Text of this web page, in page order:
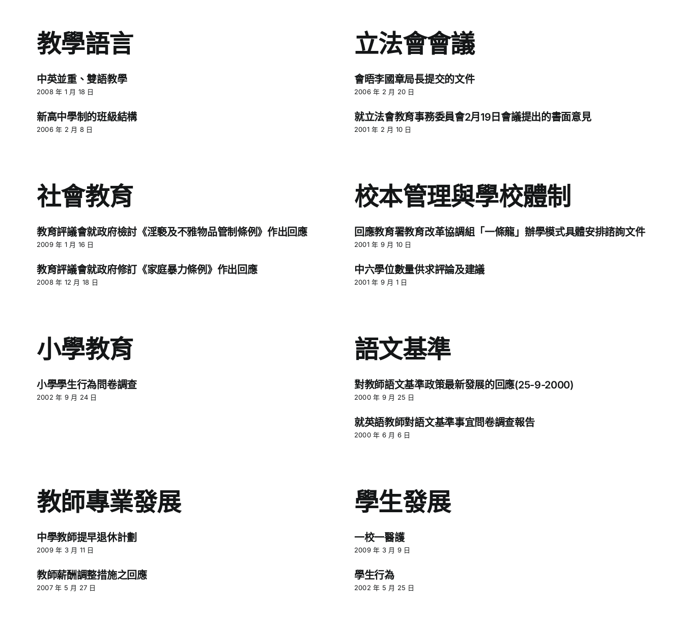
教學語言
中英並重、雙語教學
2008 年 1 月 18 日
新高中學制的班級結構
2006 年 2 月 8 日
立法會會議
會晤李國章局長提交的文件
2006 年 2 月 20 日
就立法會教育事務委員會2月19日會議提出的書面意見
2001 年 2 月 10 日
社會教育
教育評議會就政府檢討《淫褻及不雅物品管制條例》作出回應
2009 年 1 月 16 日
教育評議會就政府修訂《家庭暴力條例》作出回應
2008 年 12 月 18 日
校本管理與學校體制
回應教育署教育改革協調組「一條龍」辦學模式具體安排諮詢文件
2001 年 9 月 10 日
中六學位數量供求評論及建議
2001 年 9 月 1 日
小學教育
小學學生行為問卷調查
2002 年 9 月 24 日
語文基準
對教師語文基準政策最新發展的回應(25-9-2000)
2000 年 9 月 25 日
就英語教師對語文基準事宜問卷調查報告
2000 年 6 月 6 日
教師專業發展
中學教師提早退休計劃
2009 年 3 月 11 日
教師薪酬調整措施之回應
2007 年 5 月 27 日
學生發展
一校一醫護
2009 年 3 月 9 日
學生行為
2002 年 5 月 25 日